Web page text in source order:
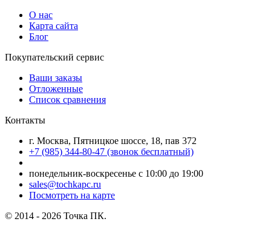
О нас
Карта сайта
Блог
Покупательский сервис
Ваши заказы
Отложенные
Список сравнения
Контакты
г. Москва, Пятницкое шоссе, 18, пав 372
+7 (985) 344-80-47 (звонок бесплатный)
понедельник-воскресенье с 10:00 до 19:00
sales@tochkapc.ru
Посмотреть на карте
© 2014 - 2026 Точка ПК.